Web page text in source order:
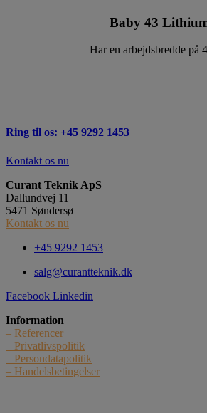
Baby 43
Har en arbejdsbredde på
Ring til os: +45 9292 1453
Kontakt os nu
Curant Teknik ApS
Dallundvej 11
5471 Søndersø
Kontakt os nu
+45 9292 1453
salg@curantteknik.dk
Facebook Linkedin
Information
– Referencer
– Privatlivspolitik
– Persondatapolitik
– Handelsbetingelser